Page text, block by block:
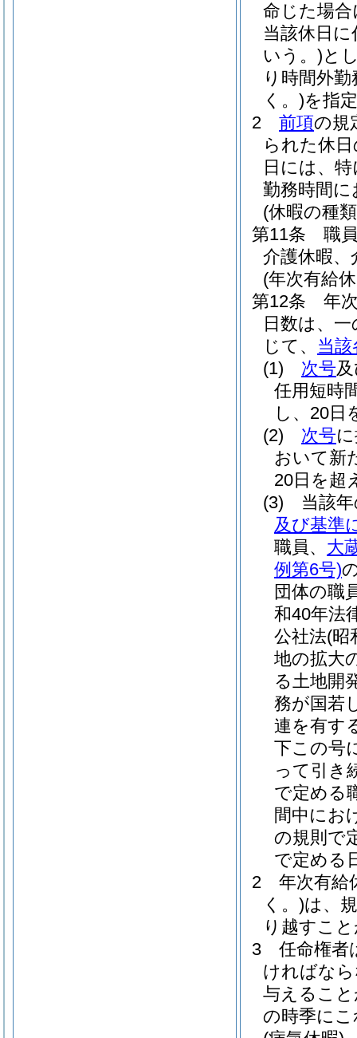
命じた場
当該休日
いう。)と
り時間外
く。)を指
2
前項の規
られた休
日には、
勤務時間
(休暇の種
第11条
職
介護休暇、
(年次有給
第12条
年
日数は、
じて、 当
(1)
次号
任用短時
し、20日
(2)
次号
おいて新
20日を超
(3)
当該
及び基準
職員、 大
例第6号)
団体の職
和40年法
公社法(昭
地の拡大
る土地開
務が国若
連を有す
下この号
って引き
で定める
間中にお
の規則で
で定める
2
年次有給
く。)は、
り越すこ
3
任命権者
ければな
与えるこ
の時季に